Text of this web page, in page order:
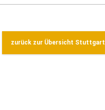
zurück zur Übersicht Stuttgart